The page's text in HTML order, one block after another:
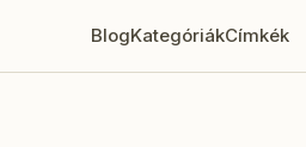
BlogKategóriákCímkék